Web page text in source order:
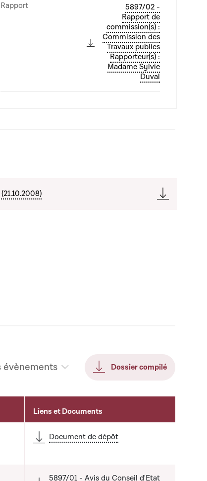
Rapport
5897/02 -
Rapport de
commission(s) :
Commission des
Travaux publics
Rapporteur(s) :
Madame Sylvie
Duval
évènements Dossier compilé
Liens et Documents
Document de dépôt
5897/01 - Avis du Conseil d'Etat